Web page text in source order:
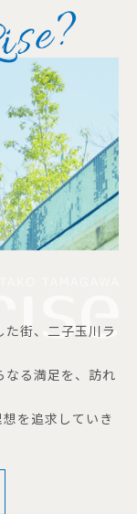
た街、二子玉川ラ
なる満足を、訪れ
を追求していき